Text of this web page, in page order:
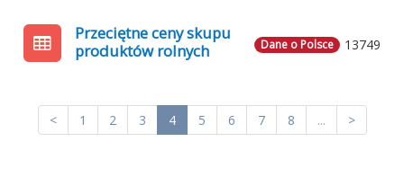
13749
Dane o Polsce
Przeciętne ceny skupu
produktów rolnych
< 1 2 3 4 5 6 7 8 ... >